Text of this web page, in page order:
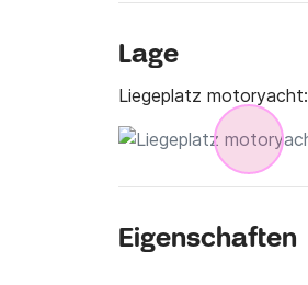
Lage
Liegeplatz motoryacht:
Eigenschaften